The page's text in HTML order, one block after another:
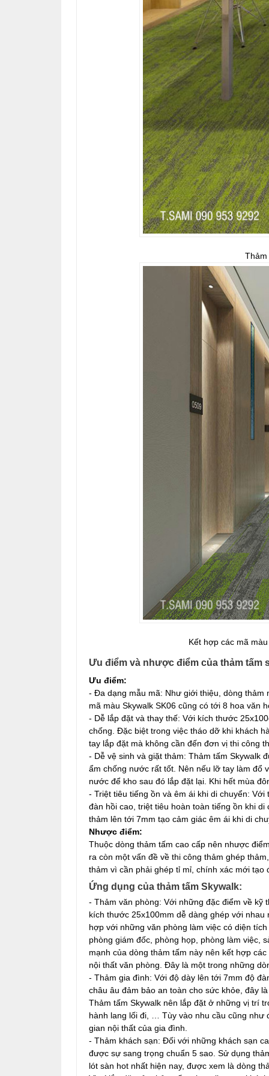
Thảm
Kết hợp các mã
Ưu điểm và nhược điểm của thảm tấm
Ưu điểm:
- Đa dạng mẫu mã: Như giới thiệu, dòng thảm
mã màu Skywalk SK06 cũng có tới 8 hoa văn
- Dễ lắp đặt và thay thế: Với kích thước
chống. Đặc biệt trong việc tháo dỡ khi khách
tay lắp đặt mà không cần đến đơn vị thi công
- Dễ vệ sinh và giặt thảm: Thảm tấm Skywalk
ẩm chống nước rất tốt. Nên nếu lỡ tay làm đổ
nước để kho sau đó lắp đặt lại. Khi hết mùa
- Triệt tiêu tiếng ồn và êm ái khi di chuyển:
đàn hồi cao, triệt tiêu hoàn toàn tiếng ồn khi
thảm lên tới 7mm tạo cảm giác êm ái khi di
Nhược điểm:
Thuộc dòng thảm tấm cao cấp nên nhược
ra còn một vấn đề về thi công thảm ghép
thảm vì cần phải ghép tỉ mỉ, chính xác mới tạo
Ứng dụng của thảm tấm Skywalk:
- Thảm văn phòng: Với những đặc điểm về kỹ
kích thước 25x100mm dễ dàng ghép với
hợp với những văn phòng làm việc có diện
phòng giám đốc, phòng họp, phòng làm việc,
mạnh của dòng thảm tấm này nên kết hợp
nội thất văn phòng. Đây là một trong những
- Thảm gia đình: Với độ dày lên tới 7mm độ
châu âu đảm bảo an toàn cho sức khỏe, đây
Thảm tấm Skywalk nên lắp đặt ở những vị trí
hành lang lối đi, … Tùy vào nhu cầu cũng như
gian nội thất của gia đình.
- Thảm khách sạn: Đối với những khách sạn
được sự sang trọng chuẩn 5 sao. Sử dụng
lót sàn hot nhất hiện nay, được xem là dòng